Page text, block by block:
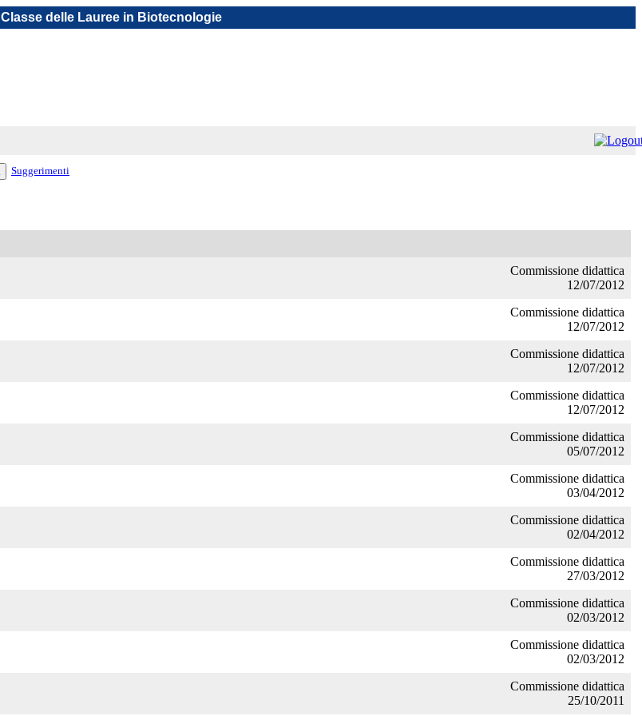
Classe delle Lauree in Biotecnologie
Suggerimenti
Commissione didattica
12/07/2012
Commissione didattica
12/07/2012
Commissione didattica
12/07/2012
Commissione didattica
12/07/2012
Commissione didattica
05/07/2012
Commissione didattica
03/04/2012
Commissione didattica
02/04/2012
Commissione didattica
27/03/2012
Commissione didattica
02/03/2012
Commissione didattica
02/03/2012
Commissione didattica
25/10/2011